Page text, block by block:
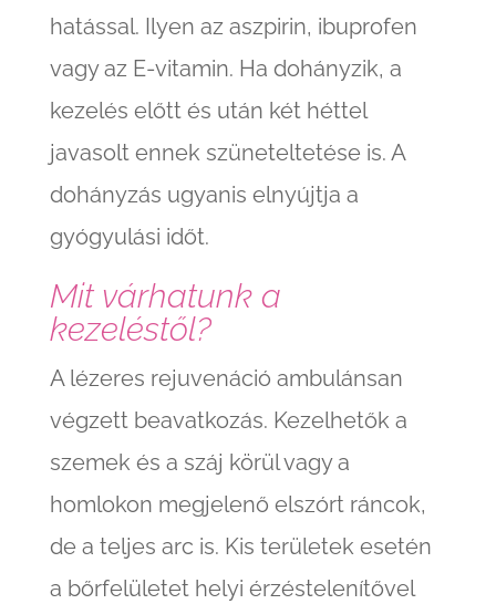
hatással. Ilyen az aszpirin, ibuprofen
vagy az E-vitamin. Ha dohányzik, a
kezelés előtt és után két héttel
javasolt ennek szüneteltetése is. A
dohányzás ugyanis elnyújtja a
gyógyulási időt.
Mit várhatunk a
kezeléstől?
A lézeres rejuvenáció ambulánsan
végzett beavatkozás. Kezelhetők a
szemek és a száj körül vagy a
homlokon megjelenő elszórt ráncok,
de a teljes arc is. Kis területek esetén
a bőrfelületet helyi érzéstelenítővel